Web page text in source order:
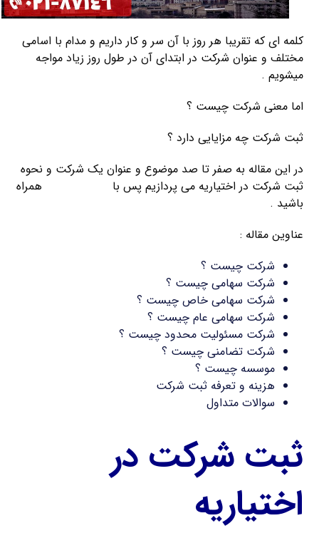
کلمه ای که تقریبا هر روز با آن سر و کار داریم و مدام با اسامی
مختلف و عنوان شرکت در ابتدای آن در طول روز زیاد مواجه
میشویم .
اما معنی شرکت چیست ؟
ثبت شرکت چه مزایایی دارد ؟
در این مقاله به صفر تا صد موضوع و عنوان یک شرکت و نحوه
ثبت شرکت در اختیاریه می پردازیم پس با
همراه
باشید .
عناوین مقاله :
شرکت چیست ؟
شرکت سهامی چیست ؟
شرکت سهامی خاص چیست ؟
شرکت سهامی عام چیست ؟
شرکت مسئولیت محدود چیست ؟
شرکت تضامنی چیست ؟
موسسه چیست ؟
هزینه و تعرفه ثبت شرکت
سوالات متداول
ثبت شرکت در
اختیاریه